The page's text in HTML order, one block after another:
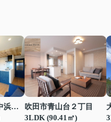
大阪市城東区東中浜６丁目
吹田市青山台２丁目
3LDK (90.41㎡)